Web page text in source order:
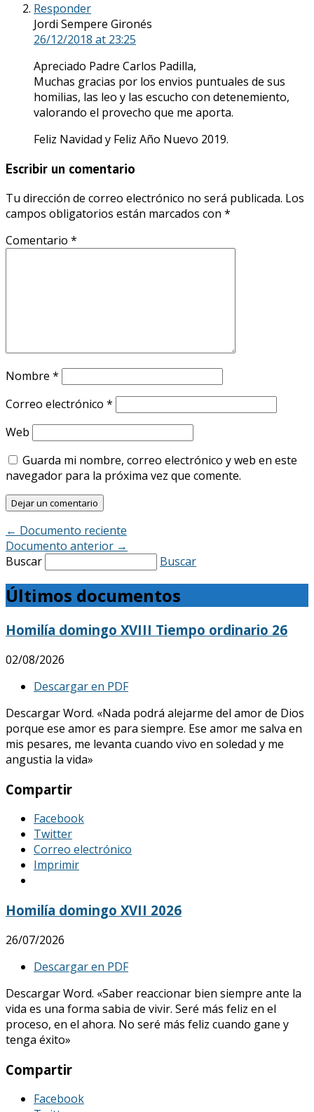
Responder
Jordi Sempere Gironés
26/12/2018 at 23:25
Apreciado Padre Carlos Padilla,
Muchas gracias por los envios puntuales de sus
homilias, las leo y las escucho con detenemiento,
valorando el provecho que me aporta.
Feliz Navidad y Feliz Año Nuevo 2019.
Escribir un comentario
Tu dirección de correo electrónico no será publicada. Los
campos obligatorios están marcados con *
Comentario *
Nombre *
Correo electrónico *
Web
Guarda mi nombre, correo electrónico y web en este
navegador para la próxima vez que comente.
← Documento reciente
Documento anterior →
Buscar
Buscar
Últimos documentos
Homilía domingo XVIII Tiempo ordinario 26
02/08/2026
Descargar en PDF
Descargar Word. «Nada podrá alejarme del amor de Dios
porque ese amor es para siempre. Ese amor me salva en
mis pesares, me levanta cuando vivo en soledad y me
angustia la vida»
Compartir
Facebook
Twitter
Correo electrónico
Imprimir
Homilía domingo XVII 2026
26/07/2026
Descargar en PDF
Descargar Word. «Saber reaccionar bien siempre ante la
vida es una forma sabia de vivir. Seré más feliz en el
proceso, en el ahora. No seré más feliz cuando gane y
tenga éxito»
Compartir
Facebook